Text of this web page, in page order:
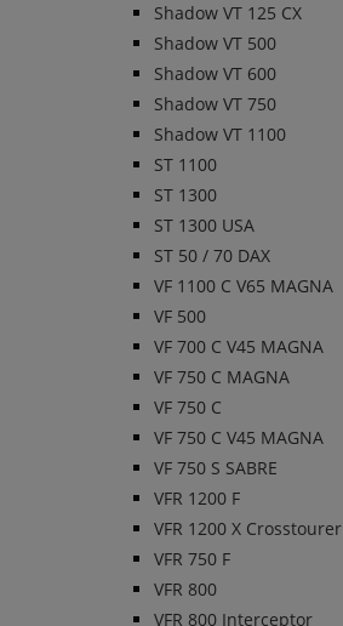
Shadow VT 125 CX
Shadow VT 500
Shadow VT 600
Shadow VT 750
Shadow VT 1100
ST 1100
ST 1300
ST 1300 USA
ST 50 / 70 DAX
VF 1100 C V65 MAGNA
VF 500
VF 700 C V45 MAGNA
VF 750 C MAGNA
VF 750 C
VF 750 C V45 MAGNA
VF 750 S SABRE
VFR 1200 F
VFR 1200 X Crosstourer
VFR 750 F
VFR 800
VFR 800 Interceptor